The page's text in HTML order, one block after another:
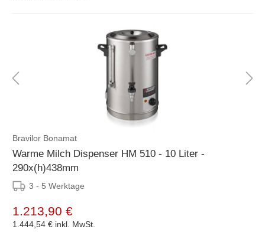
Bravilor Bonamat
Warme Milch Dispenser HM 510 - 10 Liter -
290x(h)438mm
3 - 5 Werktage
1.213,90 €
1.444,54 € inkl. MwSt.